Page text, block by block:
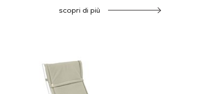
scopri di più